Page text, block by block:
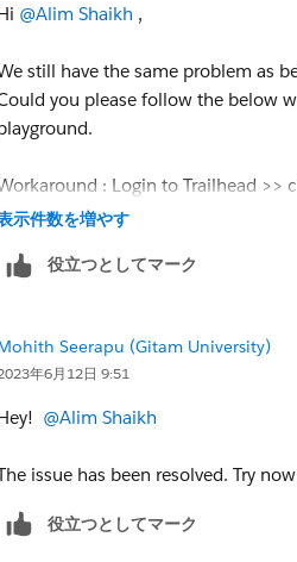
@Alim Shaikh ,
still have the same problem as
you please follow the below
: Login to Trailhead
"About me" section and
示件数を増やす
役立つとしてマーク
Seerapu (Gitam University)
年6月12日 9:51
@Alim Shaikh
issue has been resolved. Try
役立つとしてマーク